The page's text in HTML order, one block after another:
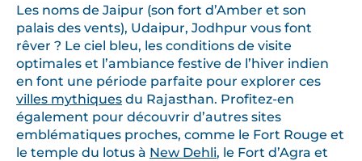
Les noms de Jaipur (son fort d’Amber et son
palais des vents), Udaipur, Jodhpur vous font
rêver ? Le ciel bleu, les conditions de visite
optimales et l’ambiance festive de l’hiver indien
en font une période parfaite pour explorer ces
villes mythiques du Rajasthan. Profitez-en
également pour découvrir d’autres sites
emblématiques proches, comme le Fort Rouge et
le temple du lotus à New Dehli, le Fort d’Agra et